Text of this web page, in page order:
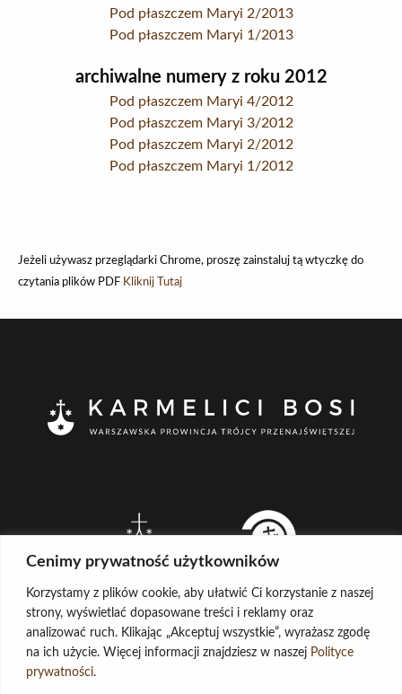
Cenimy prywatność użytkowników
Korzystamy z plików cookie, aby ułatwić Ci korzystanie z naszej
strony, wyświetlać dopasowane treści i reklamy oraz
analizować ruch. Klikając „Akceptuj wszystkie”, wyrażasz zgodę
na ich użycie. Więcej informacji znajdziesz w naszej Polityce
prywatności.
Pod płaszczem Maryi 2/2013
Pod płaszczem Maryi 1/2013
archiwalne numery z roku 2012
Pod płaszczem Maryi 4/2012
Pod płaszczem Maryi 3/2012
Pod płaszczem Maryi 2/2012
Pod płaszczem Maryi 1/2012
Jeżeli używasz przeglądarki Chrome, proszę zainstaluj tą wtyczkę do
czytania plików PDF Kliknij Tutaj